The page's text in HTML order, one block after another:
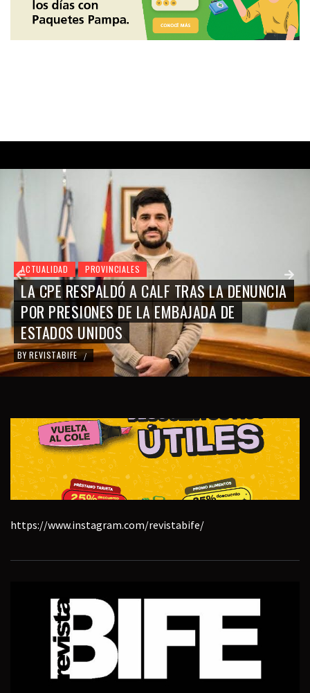
ACTUALIDAD PROVINCIALES
LA CPE RESPALDÓ A CALF TRAS LA DENUNCIA
POR PRESIONES DE LA EMBAJADA DE
ESTADOS UNIDOS
BY REVISTABIFE /
https://www.instagram.com/revistabife/